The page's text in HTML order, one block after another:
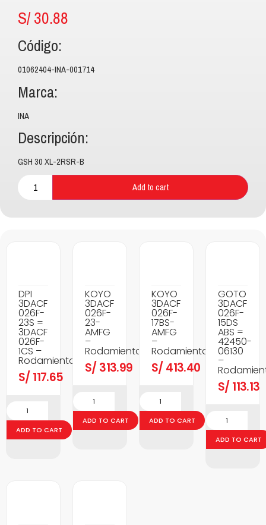
S/30.88
Código:
01062404-INA-001714
Marca:
INA
Descripción:
GSH 30 XL-2RSR-B
Add to cart
DPI
3DACF
026F-
23S =
3DACF
026F-
1CS –
Rodamientos
S/ 117.65
ADD TO CART
KOYO
3DACF
026F-
23-
AMFG
–
Rodamientos
S/ 313.99
ADD TO CART
KOYO
3DACF
026F-
17BS-
AMFG
–
Rodamientos
S/ 413.40
ADD TO CART
GOTO
3DACF
026F-
15DS
ABS =
42450-
06130
–
S/ 113.13
ADD TO CART